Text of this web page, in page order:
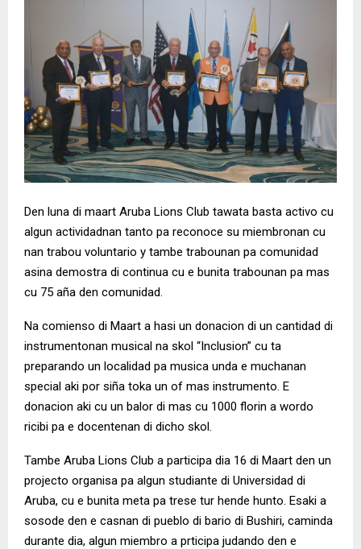
Den luna di maart Aruba Lions Club tawata basta activo cu
algun actividadnan tanto pa reconoce su miembronan cu
nan trabou voluntario y tambe trabounan pa comunidad
asina demostra di continua cu e bunita trabounan pa mas
cu 75 aña den comunidad.
Na comienso di Maart a hasi un donacion di un cantidad di
instrumentonan musical na skol “Inclusion” cu ta
preparando un localidad pa musica unda e muchanan
special aki por siña toka un of mas instrumento. E
donacion aki cu un balor di mas cu 1000 florin a wordo
ricibi pa e docentenan di dicho skol.
Tambe Aruba Lions Club a participa dia 16 di Maart den un
projecto organisa pa algun studiante di Universidad di
Aruba, cu e bunita meta pa trese tur hende hunto. Esaki a
sosode den e casnan di pueblo di bario di Bushiri, caminda
durante dia, algun miembro a prticipa judando den e